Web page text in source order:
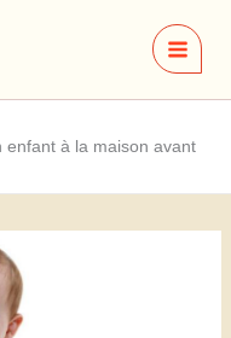
enfant à la maison avant